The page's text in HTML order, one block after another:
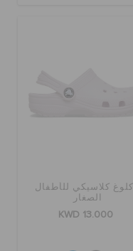
كلوغ كلاسيكي للأطفال
الصغار
KWD 13.000